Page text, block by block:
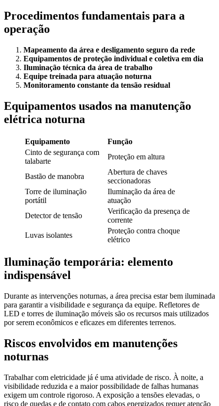
Procedimentos fundamentais para a
operação
Mapeamento da área e desligamento seguro da rede
Equipamentos de proteção individual e coletiva em dia
Iluminação técnica da área de trabalho
Equipe treinada para atuação noturna
Monitoramento constante da tensão residual
Equipamentos usados na manutenção
elétrica noturna
Equipamento
Função
Cinto de segurança com
talabarte
Proteção em altura
Bastão de manobra
Abertura de chaves
seccionadoras
Torre de iluminação
portátil
Iluminação da área de
atuação
Detector de tensão
Verificação da presença de
corrente
Luvas isolantes
Proteção contra choque
elétrico
Iluminação temporária: elemento
indispensável
Durante as intervenções noturnas, a área precisa estar bem iluminada
para garantir a visibilidade e segurança da equipe. Refletores de
LED e torres de iluminação móveis são os recursos mais utilizados
por serem econômicos e eficazes em diferentes terrenos.
Riscos envolvidos em manutenções
noturnas
Trabalhar com eletricidade já é uma atividade de risco. À noite, a
visibilidade reduzida e a maior possibilidade de falhas humanas
exigem um controle rigoroso. A exposição a tensões elevadas, o
risco de quedas e de contato com cabos energizados requer atenção